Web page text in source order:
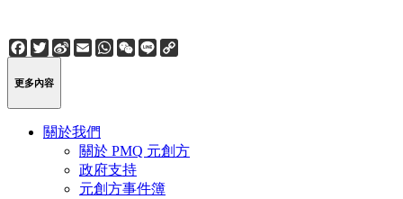
Facebook
Twitter
Sina
Weibo
EmailWhatsApp
WeChat
Line
更多內容
關於我們
關於 PMQ 元創方
政府支持
元創方事件簿